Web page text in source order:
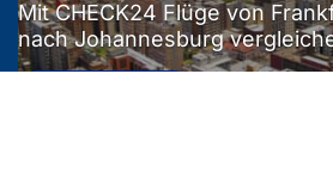
Mit CHECK24 Flüge von
nach Johannesburg